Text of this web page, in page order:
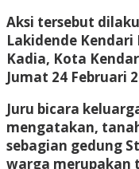
Aksi tersebut
Lakidende
Kadia, Kota
Jumat 24 Februari
Juru bicara
mengatakan,
sebagian gedung
warga merupakan